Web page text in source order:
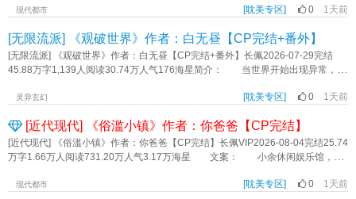
么》作者：初日见雾
号。 起初本是想养在身边当个宠物，谁知掌控与占有欲如同藤蔓疯长，感情
学不乖。” 后来，陆嘉言居高临下对红着眼快碎掉的裴知闻说： “学不乖的
是你。” “给你的机会不会用，那么一切按照我的来。” * 后来，陆嘉言
才知道。 不可一世且倨傲的裴知闻是来认错、学谈恋爱的。 只不过，嘴
娇；受平静疯感不明显。 3、有误会，轻微狗血。 4、披着强制实则恋爱
婆当狗和呼吸一样简单》作者：初日见雾
猝不及防、逃得杳无音讯。 因为他突然察出了自己原来一直对李崇戈揣着不
是回来了，因为漫长的距离不仅没有消磨掉他的妄念，反而横生出抓心挠肺的彻
骨思念。 他想，回来看看也好，亲眼看着李崇戈结婚生子，看他白首偕老，
这份不合时宜又见不得光的执念才能真正放下。 可他忘了，李崇戈这个人，
婆自己把自己吓跑了。 双洁+双向暗恋+极限拉扯+大钓特钓+HE《爱上兄弟
现代都市 [耽美专区] 0 1天前
[无限流派] 《观破世界》作者：白无昼【CP完结+番外】
[无限流派] 《观破世界》作者：白无昼【CP完结+番外】长佩2026-07-29完结
45.88万字1,139人阅读30.74万人气176海星简介： 当世界开始出现异常，破
则”与角色；后来，越来越多的地方被规则降临——只有扮演好属于你的角色，完
称为“破题”。 喻乾因对“破题”并没有兴趣。 他只是一个平平无奇的社
畜……杀手罢了，后者是爱好，前者是使命。然而，在莫名其妙接到一个刺杀任
务后，他来到了传说中的规则微世界，并被迫成为了破题者。在这个常年浓雾弥
线，才能被规则放走。 喻乾因对此很愤怒。 更让他愤怒的是，小镇中学
灵异玄幻 [耽美专区] 0 1天前
[近代现代] 《俗滥小镇》作者：你爸爸【CP完结】
[近代现代] 《俗滥小镇》作者：你爸爸【CP完结】长佩VIP2026-08-04完结25.74
万字1.66万人阅读731.20万人气3.17万海星 文案： 小余休闲娱乐馆，欢
精神小伙，说话做事一点不讲究，素质不高，注意避雷。 角色任何观点不代
现代都市 [耽美专区] 0 1天前